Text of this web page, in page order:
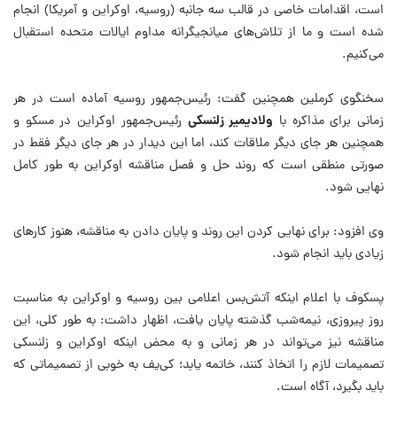
است، اقدامات خاصی در قالب سه جانبه (روسیه، اوکراین و آمریکا) انجام
شده است و ما از تلاش‌های میانجیگرانه مداوم ایالات متحده استقبال
می‌کنیم.
سخنگوی کرملین همچنین گفت: رئیس‌جمهور روسیه آماده است در هر
زمانی برای مذاکره با ولادیمیر زلنسکی رئیس‌جمهور اوکراین در مسکو و
همچنین هر جای دیگر ملاقات کند، اما این دیدار در هر جای دیگر فقط در
صورتی منطقی است که روند حل و فصل مناقشه اوکراین به طور کامل
نهایی شود.
وی افزود: برای نهایی کردن این روند و پایان دادن به مناقشه، هنوز کارهای
زیادی باید انجام شود.
پسکوف با اعلام اینکه آتش‌بس اعلامی بین روسیه و اوکراین به مناسبت
روز پیروزی، نیمه‌شب گذشته پایان یافت، اظهار داشت: به طور کلی، این
مناقشه نیز می‌تواند در هر زمانی و به محض اینکه اوکراین و زلنسکی
تصمیمات لازم را اتخاذ کنند، خاتمه یابد؛ کی‌یف به خوبی از تصمیماتی که
باید بگیرد، آگاه است.